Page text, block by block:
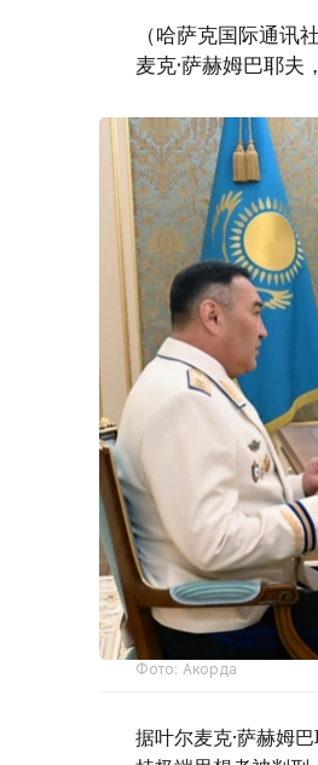
（哈萨克国际通讯
麦克·萨赫姆巴耶夫
Фото: Акорда
据叶尔麦克·萨赫姆